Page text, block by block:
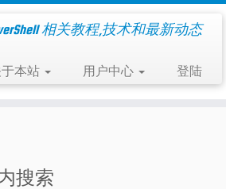
相关教程,技术和最新动态
本站 用户中心 登陆
搜索